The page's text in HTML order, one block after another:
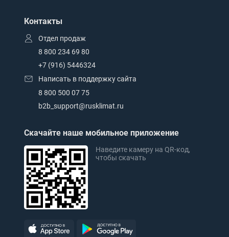
Контакты
Отдел продаж
8 800 234 69 80
+7 (916) 5446324
Написать в поддержку сайта
8 800 500 07 75
b2b_support@rusklimat.ru
Скачайте наше мобильное приложение
Наведите камеру на QR-код,
чтобы скачать